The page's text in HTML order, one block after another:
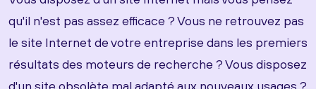
qu'il n'est pas assez efficace ? Vous ne retrouvez pas
le site Internet de votre entreprise dans les premiers
résultats des moteurs de recherche ? Vous disposez
d'un site obsolète mal adapté aux nouveaux usages ?